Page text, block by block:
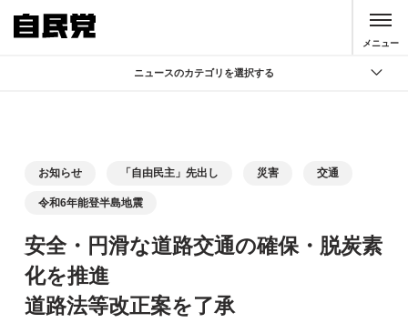
メニュー
ニュースのカテゴリを選択する
記者会見
お知らせ
お知らせ 「自由民主」先出し 災害 交通
令和6年能登半島地震
安全・円滑な道路交通の確保・脱炭素
化を推進
道路法等改正案を了承